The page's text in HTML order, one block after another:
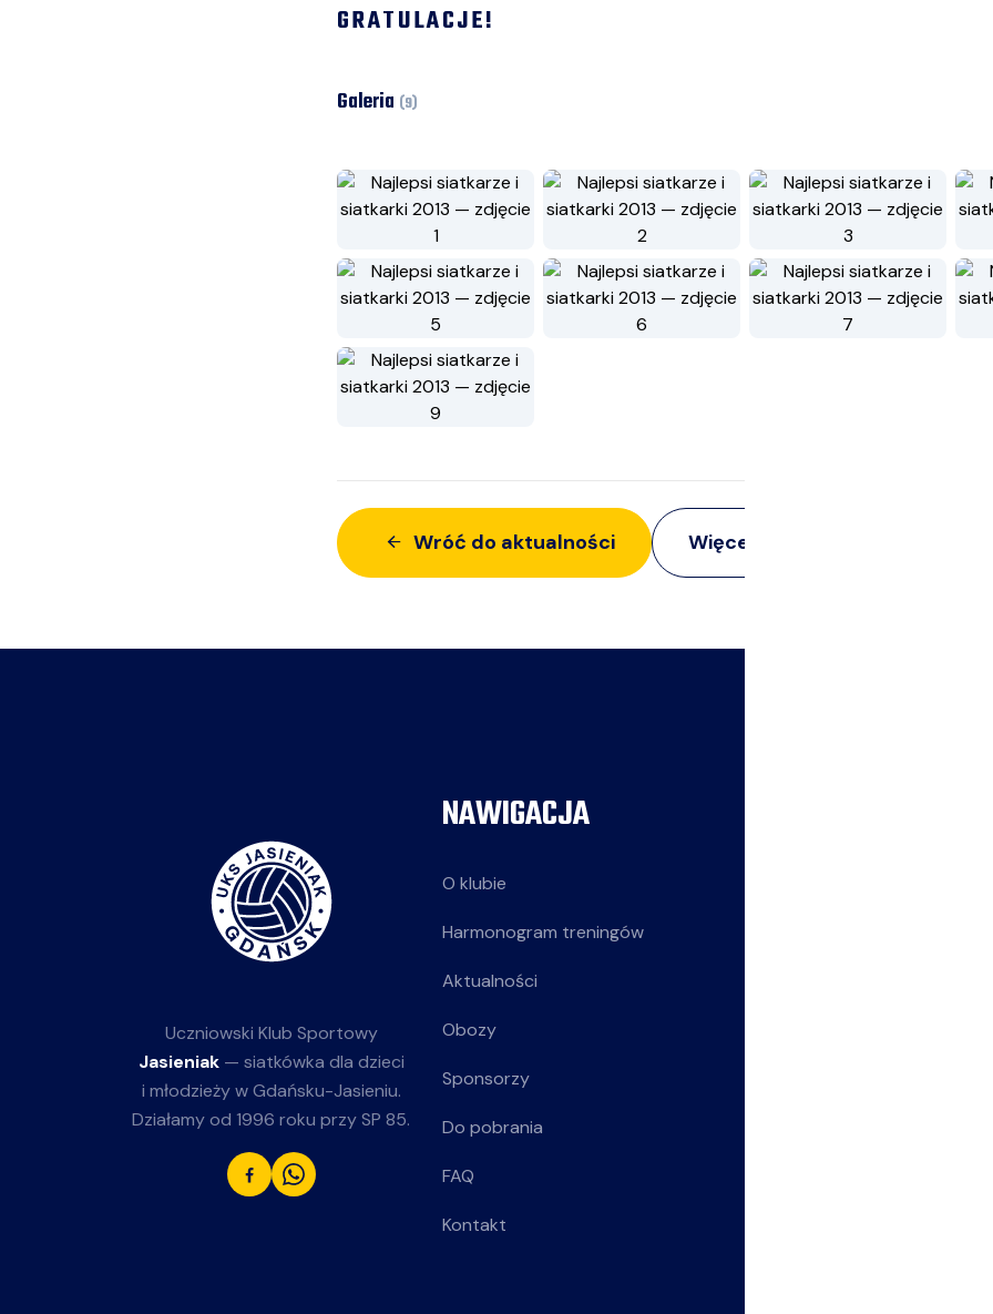
GRATULACJE!
Galeria (9)
Wróć do aktualności Więcej z:
Uczniowski Klub Sportowy
Jasieniak— siatkówka dla dzieci
i młodzieży w Gdańsku-Jasieniu.
Działamy od 1996 roku przy SP 85.
NAWIGACJA
O klubie
Harmonogram treningów
Aktualności
Obozy
Sponsorzy
Do pobrania
FAQ
Kontakt